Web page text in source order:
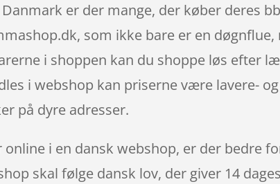
er der mange, der køber deres
som ikke bare er en
i shoppen kan du shoppe løs efter
i webshop kan priserne være lavere-
på dyre adresser.
online i en dansk webshop, er der bedre
skal følge dansk lov, der giver 14